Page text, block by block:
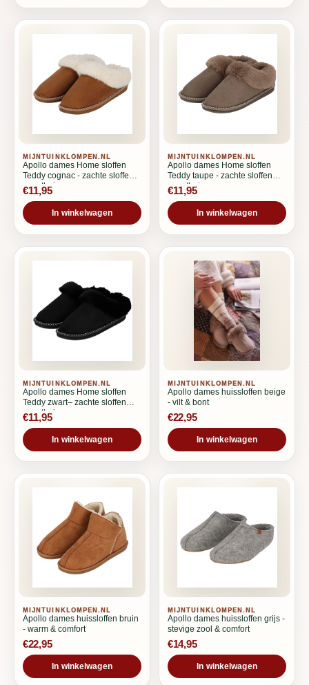
MIJNTUINKLOMPEN.NL
Apollo dames Home sloffen
Teddy cognac - zachte sloffen
voor thuis
€11,95
In winkelwagen
MIJNTUINKLOMPEN.NL
Apollo dames Home sloffen
Teddy taupe - zachte sloffen
voor thuis
€11,95
In winkelwagen
MIJNTUINKLOMPEN.NL
Apollo dames Home sloffen
Teddy zwart– zachte sloffen
voor thuis
€11,95
In winkelwagen
MIJNTUINKLOMPEN.NL
Apollo dames huissloffen beige
- vilt & bont
€22,95
In winkelwagen
MIJNTUINKLOMPEN.NL
Apollo dames huissloffen bruin
- warm & comfort
€22,95
In winkelwagen
MIJNTUINKLOMPEN.NL
Apollo dames huissloffen grijs -
stevige zool & comfort
€14,95
In winkelwagen